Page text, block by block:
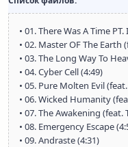
• 01. There Was A Time PT.
• 02. Master OF The Earth
• 03. The Long Way To
• 04. Cyber Cell (4:49)
• 05. Pure Molten Evil
• 06. Wicked Humanity
• 07. The Awakening (feat.
• 08. Emergency Escape
• 09. Andraste (4:31)